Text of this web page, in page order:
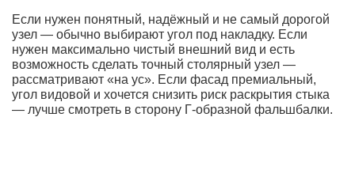
Если нужен понятный, надёжный и не самый дорогой
узел — обычно выбирают угол под накладку. Если
нужен максимально чистый внешний вид и есть
возможность сделать точный столярный узел —
рассматривают «на ус». Если фасад премиальный,
угол видовой и хочется снизить риск раскрытия стыка
— лучше смотреть в сторону Г-образной фальшбалки.